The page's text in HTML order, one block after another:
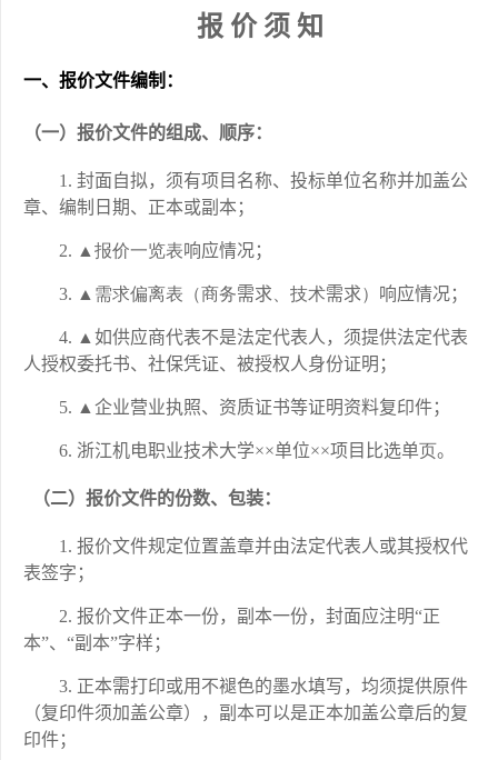
报 价 须 知
一、 报价文件编制：
（一）报价文件的组成、顺序：
封面自拟，须有项目名称、投标单位名称并加盖公
章、编制日期、正本或副本；
▲ 报价一览表响应情况；
▲ 需求偏离表（商务需求 、技术需求） 响应情况；
▲如供应商代表不是法定代表人，须提供法定代表
人授权委托书、社保凭证、被授权人身份证明；
▲企业营业执照、资质证书等证明资料复印件；
浙江机电职业技术大学××单位××项目比选单页。
（二）报价文件的份数、包装：
报价文件规定位置盖章并由法定代表人或其授权代
表签字；
报价文件正本一份，副本一份，封面应注明“正
本”、“副本”字样；
正本需打印或用不褪色的墨水填写，均须提供原件
（复印件须加盖公章），副本可以是正本加盖公章后的复
印件；